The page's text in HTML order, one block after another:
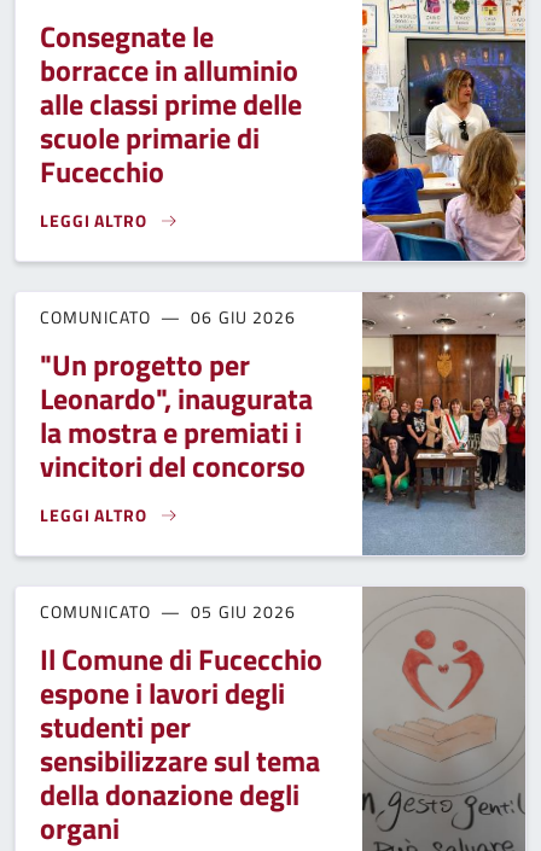
Consegnate le
borracce in alluminio
alle classi prime delle
scuole primarie di
Fucecchio
LEGGI ALTRO
CONSEGNATE LE BORRACCE IN ALLUMINIO ALLE CLASSI
COMUNICATO 06 GIU 2026
"Un progetto per
Leonardo", inaugurata
la mostra e premiati i
vincitori del concorso
LEGGI ALTRO
"UN PROGETTO PER LEONARDO", INAUGURATA LA MOSTRA
COMUNICATO 05 GIU 2026
Il Comune di Fucecchio
espone i lavori degli
studenti per
sensibilizzare sul tema
della donazione degli
organi